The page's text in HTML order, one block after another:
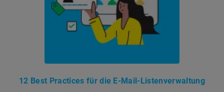
12 Best Practices für die E-Mail-Listenverwaltung